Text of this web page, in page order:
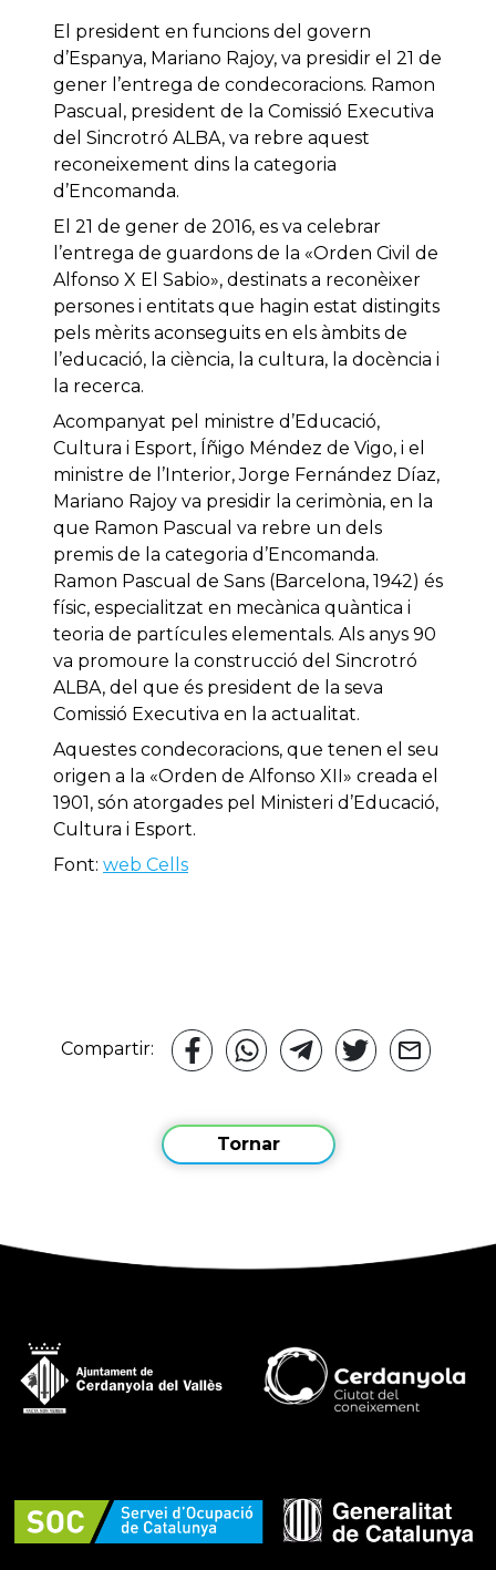
El president en funcions del govern
d’Espanya, Mariano Rajoy, va presidir el 21 de
gener l’entrega de condecoracions. Ramon
Pascual, president de la Comissió Executiva
del Sincrotró ALBA, va rebre aquest
reconeixement dins la categoria
d’Encomanda.
El 21 de gener de 2016, es va celebrar
l’entrega de guardons de la «Orden Civil de
Alfonso X El Sabio», destinats a reconèixer
persones i entitats que hagin estat distingits
pels mèrits aconseguits en els àmbits de
l’educació, la ciència, la cultura, la docència i
la recerca.
Acompanyat pel ministre d’Educació,
Cultura i Esport, Íñigo Méndez de Vigo, i el
ministre de l’Interior, Jorge Fernández Díaz,
Mariano Rajoy va presidir la cerimònia, en la
que Ramon Pascual va rebre un dels
premis de la categoria d’Encomanda.
Ramon Pascual de Sans (Barcelona, 1942) és
físic, especialitzat en mecànica quàntica i
teoria de partícules elementals. Als anys 90
va promoure la construcció del Sincrotró
ALBA, del que és president de la seva
Comissió Executiva en la actualitat.
Aquestes condecoracions, que tenen el seu
origen a la «Orden de Alfonso XII» creada el
1901, són atorgades pel Ministeri d’Educació,
Cultura i Esport.
Font: web Cells
Compartir:
Tornar